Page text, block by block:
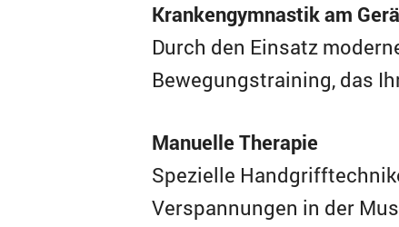
Krankengymnastik am
Durch den Einsatz
Bewegungstraining, das
Manuelle Therapie
Spezielle
Verspannungen in der